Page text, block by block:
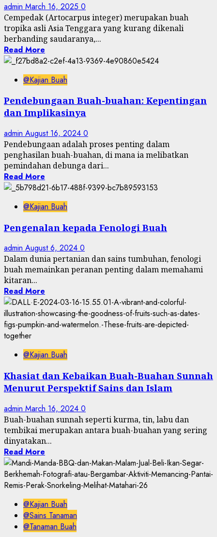
admin March 16, 2025 0
Cempedak (Artocarpus integer) merupakan buah
tropika asli Asia Tenggara yang kurang dikenali
berbanding saudaranya,...
Read More
@Kajian Buah
Pendebungaan Buah-buahan: Kepentingan
dan Implikasinya
admin August 16, 2024 0
Pendebungaan adalah proses penting dalam
penghasilan buah-buahan, di mana ia melibatkan
pemindahan debunga dari...
Read More
@Kajian Buah
Pengenalan kepada Fenologi Buah
admin August 6, 2024 0
Dalam dunia pertanian dan sains tumbuhan, fenologi
buah memainkan peranan penting dalam memahami
kitaran...
Read More
@Kajian Buah
Khasiat dan Kebaikan Buah-Buahan Sunnah
Menurut Perspektif Sains dan Islam
admin March 16, 2024 0
Buah-buahan sunnah seperti kurma, tin, labu dan
tembikai merupakan antara buah-buahan yang sering
dinyatakan...
Read More
@Kajian Buah
@Sains Tanaman
@Tanaman Buah